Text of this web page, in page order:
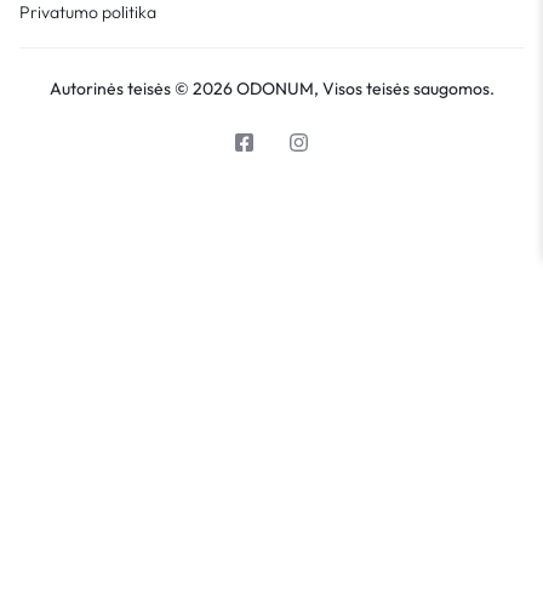
Privatumo politika
Autorinės teisės © 2026 ODONUM, Visos teisės saugomos.